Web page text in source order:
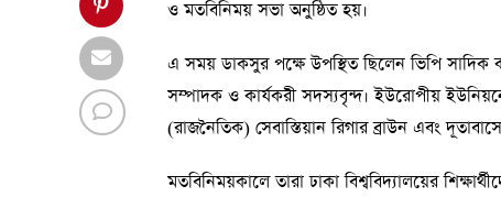
ও মতবিনিময় সভা অনুষ্ঠিত হয়।
এ সময় ডাকসুর পক্ষে উপস্থিত ছিলেন ভিপি
সম্পাদক ও কার্যকরী সদস্যবৃন্দ। ইউরোপীয়
(রাজনৈতিক) সেবাস্তিয়ান রিগার ব্রাউন এবং
মতবিনিময়কালে তারা ঢাকা বিশ্ববিদ্যালয়ের